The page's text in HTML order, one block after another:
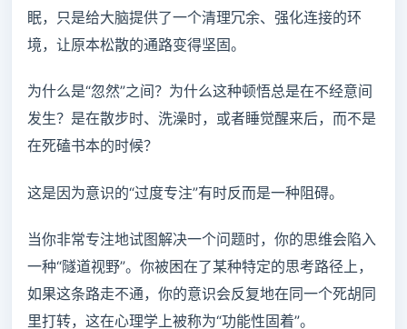
眠，只是给大脑提供了一个清理冗余、强化连接的环
境，让原本松散的通路变得坚固。
为什么是“忽然”之间？为什么这种顿悟总是在不经意间
发生？是在散步时、洗澡时，或者睡觉醒来后，而不是
在死磕书本的时候？
这是因为意识的“过度专注”有时反而是一种阻碍。
当你非常专注地试图解决一个问题时，你的思维会陷入
一种“隧道视野”。你被困在了某种特定的思考路径上，
如果这条路走不通，你的意识会反复地在同一个死胡同
里打转，这在心理学上被称为“功能性固着”。